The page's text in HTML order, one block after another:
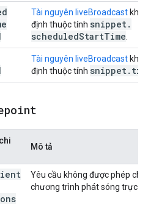
Tài nguyên liveBroadcast
định thuộc tính snippet.
scheduledStartTime
Tài nguyên liveBroadcast
định thuộc tính snippet.
Mô tả
Yêu cầu không được phép
chương trình phát sóng trực